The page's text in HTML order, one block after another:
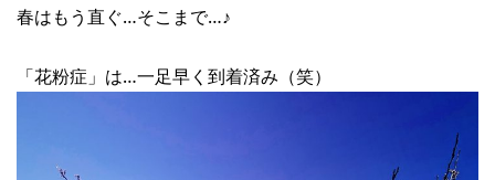
春はもう直ぐ…そこまで…♪
「花粉症」は…一足早く到着済み（笑）